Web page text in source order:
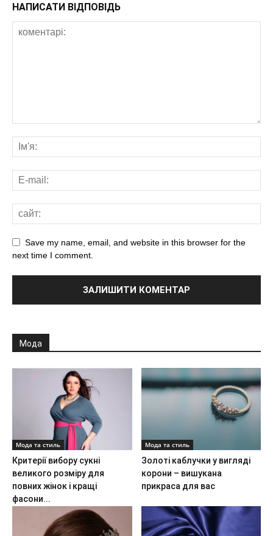
НАПИСАТИ ВІДПОВІДЬ
Save my name, email, and website in this browser for the
next time I comment.
Мода
Мода та стиль
Критерії вибору сукні
великого розміру для
повних жінок і кращі
фасони...
Мода та стиль
Золоті каблучки у вигляді
корони – вишукана
прикраса для вас